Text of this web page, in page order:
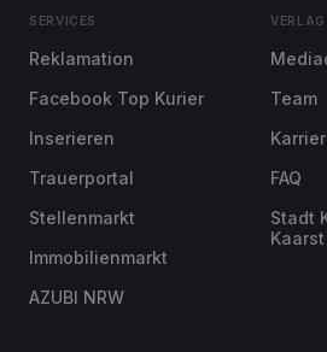
SERVICES
Reklamation
Facebook Top Kurier
Inserieren
Trauerportal
Stellenmarkt
Immobilienmarkt
AZUBI NRW
VERLAG
Team
FAQ
Stadt
Kaarst